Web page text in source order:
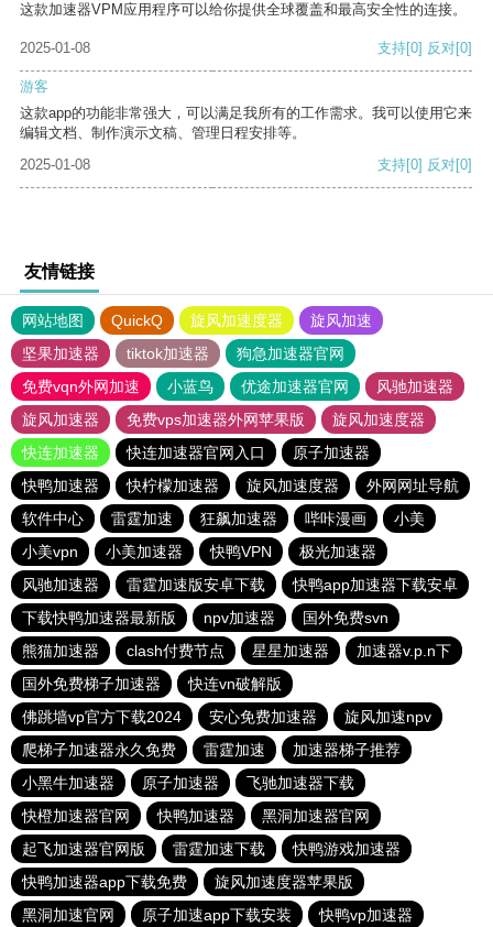
这款加速器VPM应用程序可以给你提供全球覆盖和最高安全性的连接。
2025-01-08 支持[0] 反对[0]
游客
这款app的功能非常强大，可以满足我所有的工作需求。我可以使用它来
编辑文档、制作演示文稿、管理日程安排等。
2025-01-08
支持[0] 反对[0]
友情链接
网站地图 QuickQ 旋风加速度器
旋风加速
坚果加速器
tiktok加速器
狗急加速器官网
免费vqn外网加速
小蓝鸟 优途加速器官网
风驰加速器
旋风加速器
免费vps加速器外网苹果版
旋风加速度器
快连加速器
快连加速器官网入口
原子加速器
快鸭加速器
快柠檬加速器 旋风加速度器
外网网址导航
软件中心
雷霆加速 狂飙加速器 哔咔漫画
小美
小美vpn
小美加速器 快鸭VPN
极光加速器
风驰加速器
雷霆加速版安卓下载
快鸭app加速器下载安卓
下载快鸭加速器最新版
npv加速器
国外免费svn
熊猫加速器
clash付费节点 星星加速器
加速器v.p.n下
国外免费梯子加速器
快连vn破解版
佛跳墙vp官方下载2024
安心免费加速器
旋风加速npv
爬梯子加速器永久免费
雷霆加速
加速器梯子推荐
小黑牛加速器
原子加速器
飞驰加速器下载
快橙加速器官网
快鸭加速器
黑洞加速器官网
起飞加速器官网版
雷霆加速下载
快鸭游戏加速器
快鸭加速器app下载免费
旋风加速度器苹果版
黑洞加速官网
原子加速app下载安装 快鸭vp加速器